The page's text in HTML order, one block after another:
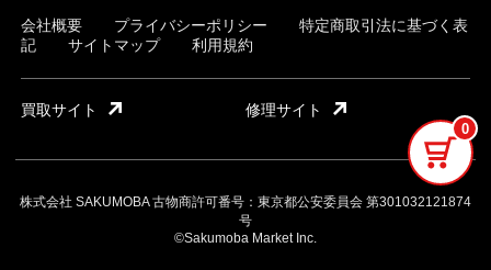
0
会社概要 プライバシーポリシー
特定商取引法に基づく表
記
サイトマップ 利用規約
買取サイト 修理サイト
株式会社 SAKUMOBA 古物商許可番号：東京都公安委員会 第301032121874
号
©Sakumoba Market Inc.